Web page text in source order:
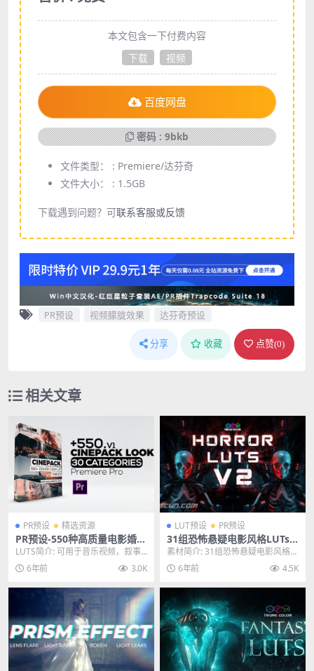
本文包含一下付费内容
下载
视频
百度网盘
密码 : 9bkb
文件类型： : Premiere/达芬奇
文件大小： : 1.5GB
下载遇到问题？可联系客服或反馈
PR预设 视频朦胧效果 达芬奇预设
分享 收藏 点赞(0)
相关文章
PR预设 精选资源
PR预设-550种高质量电影婚礼
胶片视频纪录片LUTs调色预设
LUTS简介: 可用于音乐视频，叙事
电影，纪录片，婚礼和常规视频编
辑的高质量LU...
6年前 3.0K
LUT预设 PR预设
31组恐怖悬疑电影风格LUTs
颜色滤镜调色预设 HORROR L
UTS V2
素材简介: 31组恐怖悬疑电影风格L
UTs颜色滤镜调色预设 HORROR LU
T... 6年前 4.5K